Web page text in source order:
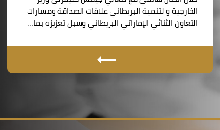
الخارجية والتنمية البريطاني علاقات الصداقة ومسارات
التعاون الثنائي الإماراتي البريطاني وسبل تعزيزه بما…